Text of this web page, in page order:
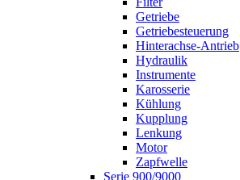
Getriebe
Getriebesteuerung
Hinterachse-Antrieb
Hydraulik
Instrumente
Karosserie
Kühlung
Kupplung
Lenkung
Motor
Zapfwelle
Serie 900/9000